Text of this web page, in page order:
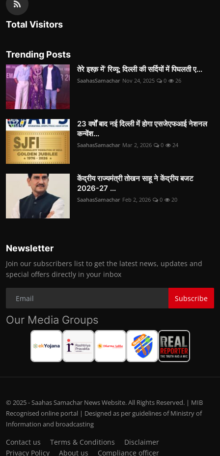
Total Visitors
Trending Posts
तेरे इश्क़ में’ रिव्यू: दिल्ली की सर्दियों में पिघलती ए...
SaahasSamachar Nov 24, 2025 0 26
23 वर्षों बाद नई दिल्ली में होगा एसजेएफआई नेशनल
कन्वेंश...
SaahasSamachar Mar 2, 2026 0 24
केंद्रीय राज्यमंत्री तोखन साहू ने केंद्रीय बजट
2026-27 ...
SaahasSamachar Feb 2, 2026 0 20
Newsletter
Join our subscribers list to get the latest news, updates and
special offers directly in your inbox
Subscribe
Our Media Groups
© 2025 - Saahas Samachar News Website. All Rights Reserved. | MIB
Recognised online portal | Designed as per guidelines of Ministry of
Information and broadcasting
Contact us Terms & Conditions
Disclaimer
Privacy Policy
About us Compliance officer